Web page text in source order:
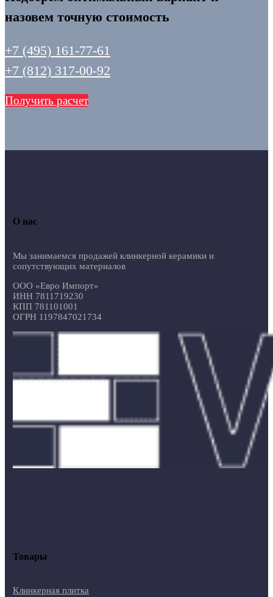
назовем точную стоимость
+7 (495) 161-77-61
+7 (812) 317-00-92
Получить расчет
О нас
Мы занимаемся продажей клинкерной керамики и
сопутствующих материалов
ООО «Евро Импорт»
ИНН 7811719230
КПП 781101001
ОГРН 1197847021734
Товары
Клинкерная плитка